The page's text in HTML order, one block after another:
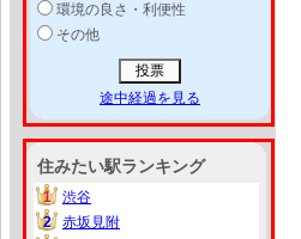
環境の良さ・利便性
その他
途中経過を見る
住みたい駅ランキング
1
1
渋谷
2
2
赤坂見附